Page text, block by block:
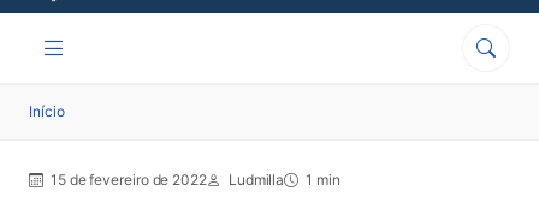
Início
15 de fevereiro de 2022 Ludmilla 1 min